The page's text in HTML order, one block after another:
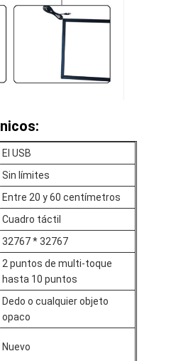
El USB
Sin límites
Entre 20 y 60 centímetros
Cuadro táctil
32767 * 32767
2 puntos de multi-toque
hasta 10 puntos
Dedo o cualquier objeto
opaco
Nuevo